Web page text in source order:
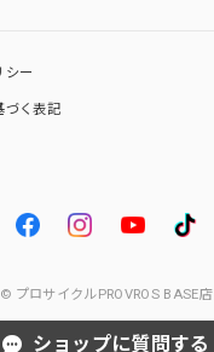
シー
づく表記
© プロサイクルPROVROS BASE店
ショップに質問する